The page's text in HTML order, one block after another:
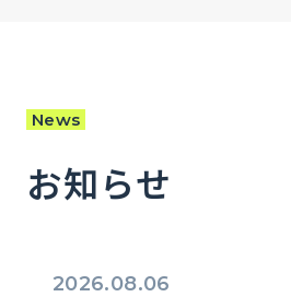
News
お知らせ
2026.08.06